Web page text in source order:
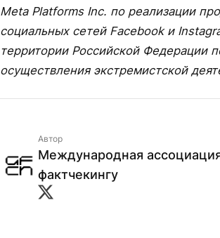
Meta Platforms Inc. по реализации
социальных сетей Facebook и
территории Российской Федерации
осуществления экстремистской
Автор
Международная
фактчекингу